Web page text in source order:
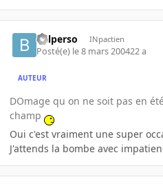
balperso INpactien
Posté(e) le 8 mars 200422 a
AUTEUR
DOmage qu on ne soit pas en
champ
Oui c'est vraiment une super
J'attends la bombe avec